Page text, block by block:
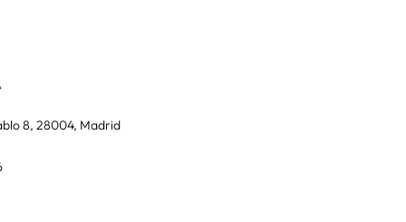
8, 28004, Madrid